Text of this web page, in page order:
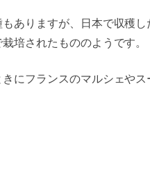
ありますが、日本で収穫
培されたもののようです。
にフランスのマルシェやス